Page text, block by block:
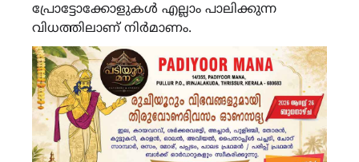
പ്രോട്ടോക്കോളുകൾ എല്ലാം പാലിക്കുന്ന
വിധത്തിലാണ് നിർമാണം.